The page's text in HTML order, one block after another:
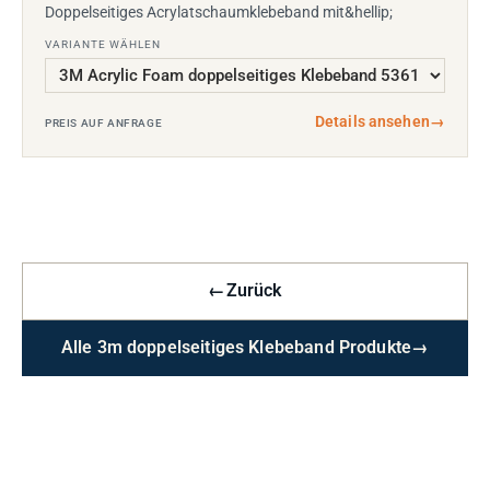
Doppelseitiges Acrylatschaumklebeband mit&hellip;
VARIANTE WÄHLEN
PREIS AUF ANFRAGE Details ansehen→
←Zurück
Alle 3m doppelseitiges Klebeband Produkte→